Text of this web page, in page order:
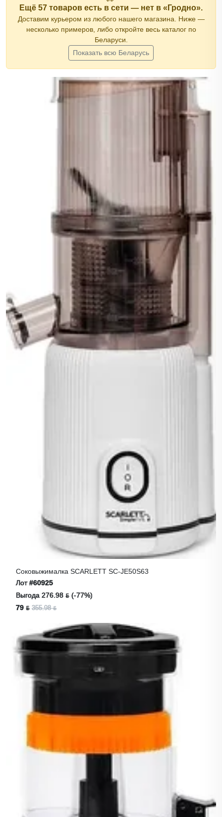
Ещё 57 товаров есть в сети — нет в «Гродно».
Доставим курьером из любого нашего магазина. Ниже —
несколько примеров, либо откройте весь каталог по
Беларуси.
Показать всю Беларусь
Соковыжималка SCARLETT SC-JE50S63
Лот#60925
Выгода 276.98 ƃ (-77%)
79 ƃ 355.98 ƃ